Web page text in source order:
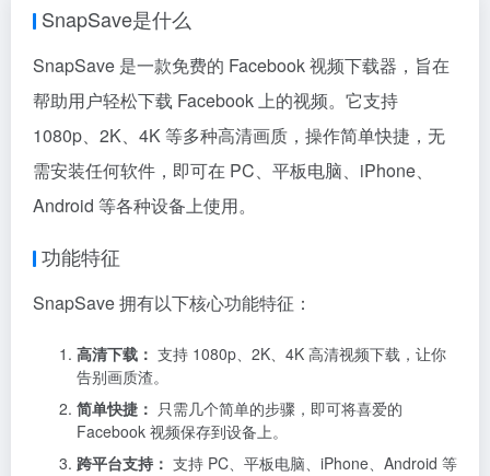
SnapSave是什么
SnapSave 是一款免费的 Facebook 视频下载器，旨在
帮助用户轻松下载 Facebook 上的视频。它支持
1080p、2K、4K 等多种高清画质，操作简单快捷，无
需安装任何软件，即可在 PC、平板电脑、iPhone、
Android 等各种设备上使用。
功能特征
SnapSave 拥有以下核心功能特征：
高清下载： 支持 1080p、2K、4K 高清视频下载，让你
告别画质渣。
简单快捷： 只需几个简单的步骤，即可将喜爱的
Facebook 视频保存到设备上。
跨平台支持： 支持 PC、平板电脑、iPhone、Android 等